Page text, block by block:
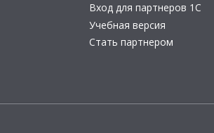
Вход для партнеров 1С
Учебная версия
Стать партнером